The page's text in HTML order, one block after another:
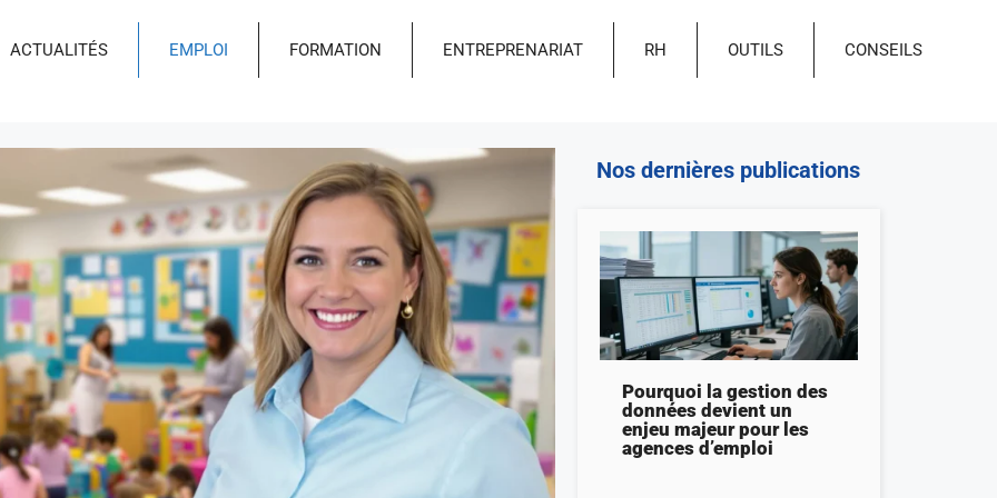
ACTUALITÉS EMPLOI FORMATION ENTREPRENARIAT RH OUTILS CONSEILS
Nos dernières publications
Pourquoi la gestion des
données devient un
enjeu majeur pour les
agences d’emploi